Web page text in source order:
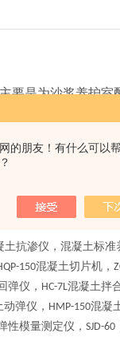
的朋友！有什么可以
主要是为沙浆养护室
，以满足作沙浆
主要技术参数：
土抗渗仪，混凝土标准
150混凝土切片机，
弹仪， HC-7L混凝土拌
弹仪， HMP-150混凝
性模量测定仪， SJD-60